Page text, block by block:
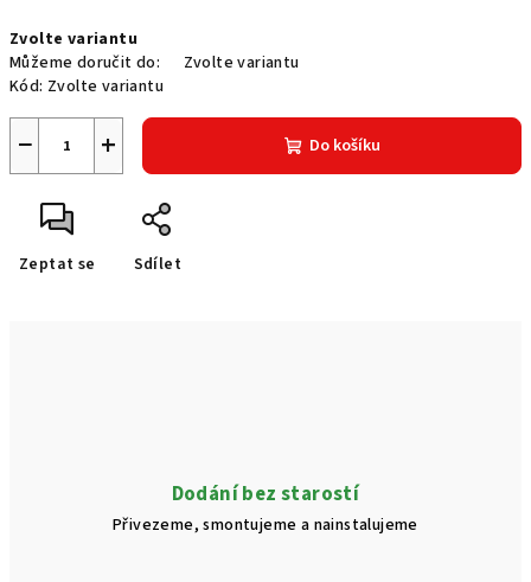
cena:
Zvolte variantu
Můžeme doručit do:
Zvolte variantu
Kód: Zvolte variantu
+
− Do košíku
Zeptat se Sdílet
Dodání bez starostí
Přivezeme, smontujeme a nainstalujeme